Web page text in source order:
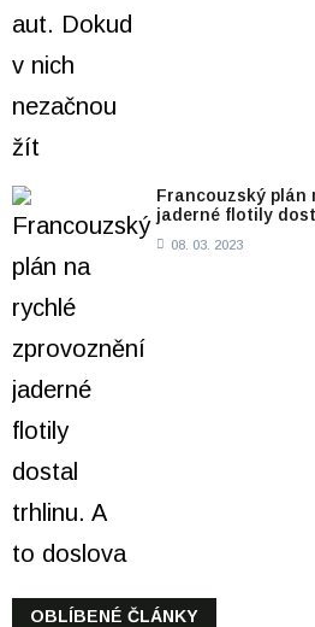
Francouzský plán
jaderné flotily
08. 03. 2023
OBLÍBENÉ ČLÁNKY